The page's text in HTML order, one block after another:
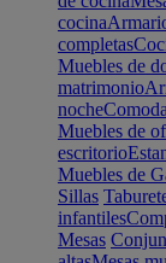
cocina
completas
Muebles de
matrimonio
noche
Muebles de
escritorio
Muebles de
Sillas
infantiles
Mesas